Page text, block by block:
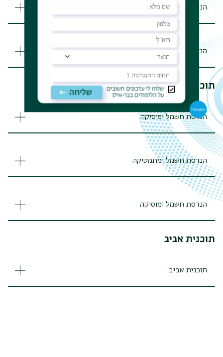
הנדסת חומרים
הנדסת תוכנה
תוכניות משולבות
הנדסת חשמל ופיסיקה
הנדסת חשמל ומתמטיקה
הנדסת חשמל ומוסיקה
תוכנית אביב
תוכנית אביב